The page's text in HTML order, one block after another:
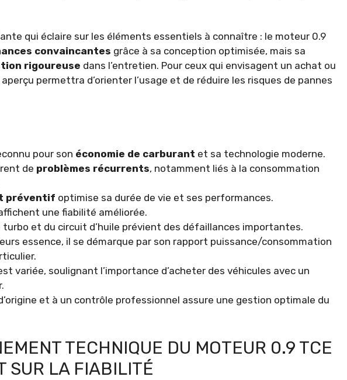
qui éclaire sur les éléments essentiels à connaître : le moteur 0.9
convaincantes grâce à sa conception optimisée, mais sa
rigoureuse dans l’entretien. Pour ceux qui envisagent un achat ou
permettra d’orienter l’usage et de réduire les risques de pannes
pour son économie de carburant et sa technologie moderne.
de problèmes récurrents, notamment liés à la consommation
préventif optimise sa durée de vie et ses performances.
une fiabilité améliorée.
turbo et du circuit d’huile prévient des défaillances importantes.
essence, il se démarque par son rapport puissance/consommation
variée, soulignant l’importance d’acheter des véhicules avec un
et à un contrôle professionnel assure une gestion optimale du
TECHNIQUE DU MOTEUR 0.9 TCE
SUR LA FIABILITÉ